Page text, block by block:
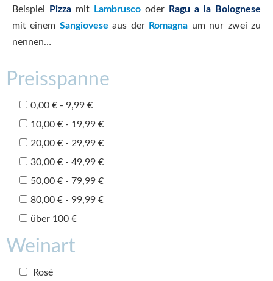
Beispiel Pizza mit Lambrusco oder Ragu a la Bolognese
mit einem Sangiovese aus der Romagna um nur zwei zu
nennen…
Preisspanne
0,00 € - 9,99 €
10,00 € - 19,99 €
20,00 € - 29,99 €
30,00 € - 49,99 €
50,00 € - 79,99 €
80,00 € - 99,99 €
über 100 €
Weinart
Rosé